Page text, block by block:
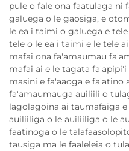
pule o fale ona faatulaga ni
galuega o le gaosiga, e
le ea i taimi o galuega e
tele o le ea i taimi e lē tele
mafai ona fa'amaumau
mafai ai e le tagata fa'apipi'i
masini e fa'aaoga e fa'atino
fa'amaumauga auiliili o
lagolagoina ai taumafaiga
auiliiliga o le auiliiliga o le
faatinoga o le
tausiga ma le faaleleia o